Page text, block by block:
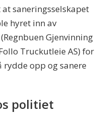
saneringsselskapet
hyret inn av
Gjenvinning
Truckutleie AS) for
rydde opp og sanere
politiet